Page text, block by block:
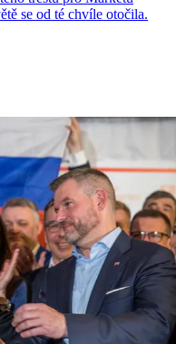
se od té chvíle otočila.